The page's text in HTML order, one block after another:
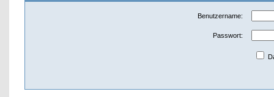
Benutzername:
Passwort: